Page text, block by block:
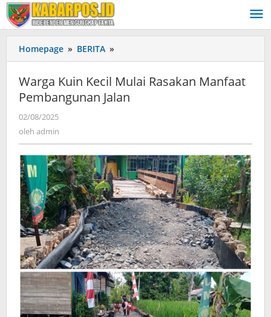
Lewati
ke
konten
Homepage » BERITA »
Kuin
Kecil
Mulai
Rasakan
Warga Kuin Kecil Mulai Rasakan Manfaat
Pembangunan Jalan
02/08/2025
oleh admin